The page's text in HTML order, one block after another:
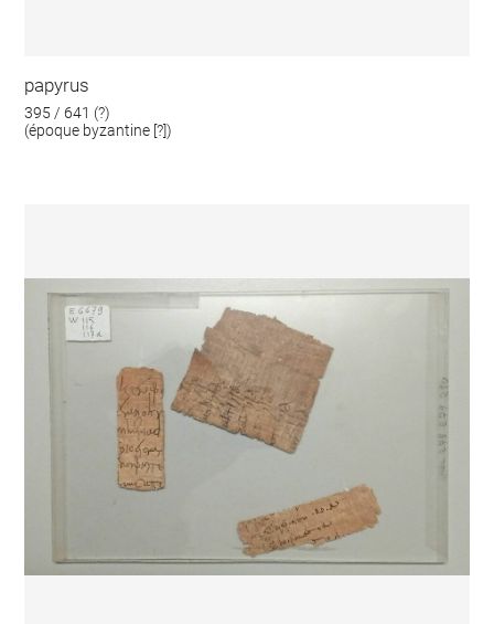
papyrus
395 / 641 (?)
(époque byzantine [?])